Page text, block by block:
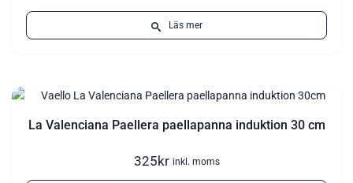
Läs mer
La Valenciana Paellera paellapanna induktion 30 cm
325kr inkl. moms